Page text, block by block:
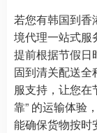
若您有韩国到香
境代理一站式服
提前根据节假日
固到清关配送全
服支持，让您在
靠” 的运输体验
能确保货物按时